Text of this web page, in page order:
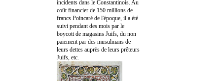
incidents dans le Constantinois. Au
coût financier de 150 millions de
francs Poincaré de l'époque, il a été
suivi pendant des mois par le
boycott de magasins Juifs, du non
paiement par des musulmans de
leurs dettes auprès de leurs prêteurs
Juifs, etc.